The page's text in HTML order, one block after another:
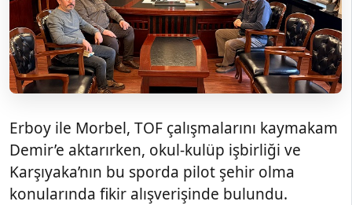
Erboy ile Morbel, TOF çalışmalarını kaymakam
Demir’e aktarırken, okul-kulüp işbirliği ve
Karşıyaka’nın bu sporda pilot şehir olma
konularında fikir alışverişinde bulundu.